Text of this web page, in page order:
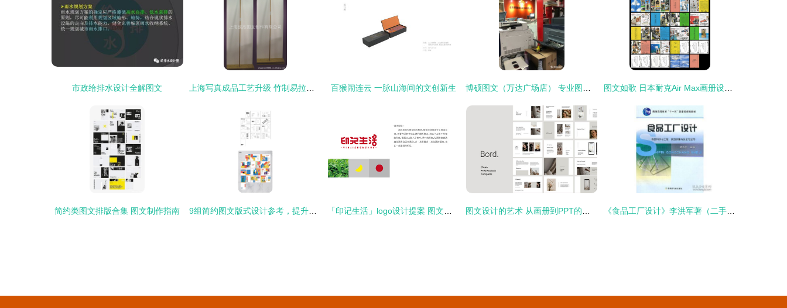
市政给排水设计全解图文 百猴闹连云 一脉山海间的文创新生
简约类图文排版合集 图文制作指南